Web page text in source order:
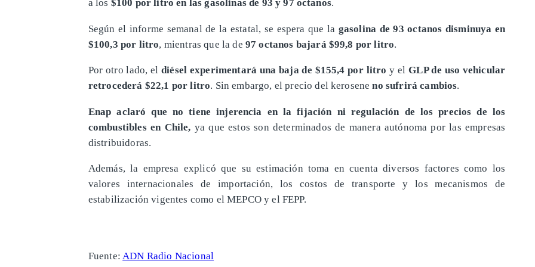
a los $100 por litro en las gasolinas de 93 y 97 octanos.
Según el informe semanal de la estatal, se espera que la gasolina de 93 octanos disminuya en
$100,3 por litro, mientras que la de 97 octanos bajará $99,8 por litro.
Por otro lado, eldiésel experimentará una baja de $155,4 por litro y elGLP de uso vehicular
retrocederá $22,1 por litro. Sin embargo, el precio del keroseneno sufrirá cambios.
Enap aclaró que no tiene injerencia en la fijación ni regulación de los precios de los
combustibles en Chile, ya que estos son determinados de manera autónoma por las empresas
distribuidoras.
Además, la empresa explicó que su estimación toma en cuenta diversos factores como los
valores internacionales de importación, los costos de transporte y los mecanismos de
estabilización vigentes como el MEPCO y el FEPP.
Fuente:ADN Radio Nacional